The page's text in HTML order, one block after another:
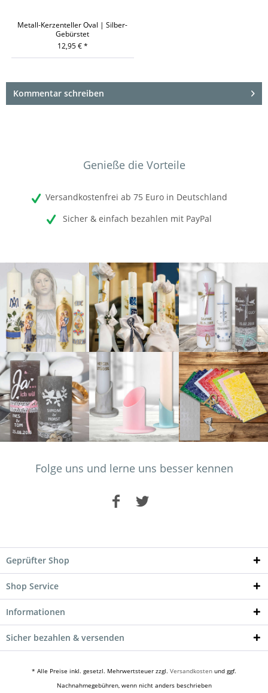
Metall-Kerzenteller Oval | Silber-
Gebürstet
12,95 € *
Kommentar schreiben
Genieße die Vorteile
Versandkostenfrei ab 75 Euro in Deutschland
Sicher & einfach bezahlen mit PayPal
Folge uns und lerne uns besser kennen
Geprüfter Shop
Shop Service
Informationen
Sicher bezahlen & versenden
* Alle Preise inkl. gesetzl. Mehrwertsteuer zzgl. Versandkosten und ggf.
Nachnahmegebühren, wenn nicht anders beschrieben